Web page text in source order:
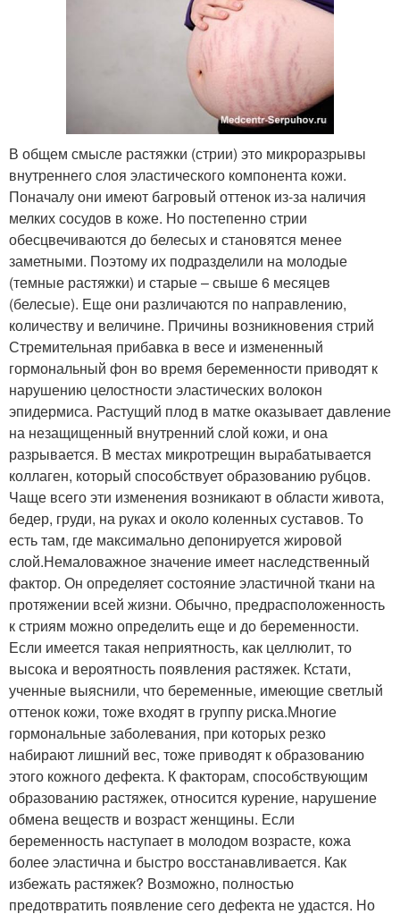
В общем смысле растяжки (стрии) это микроразрывы
внутреннего слоя эластического компонента кожи.
Поначалу они имеют багровый оттенок из-за наличия
мелких сосудов в коже. Но постепенно стрии
обесцвечиваются до белесых и становятся менее
заметными. Поэтому их подразделили на молодые
(темные растяжки) и старые – свыше 6 месяцев
(белесые). Еще они различаются по направлению,
количеству и величине. Причины возникновения стрий
Стремительная прибавка в весе и измененный
гормональный фон во время беременности приводят к
нарушению целостности эластических волокон
эпидермиса. Растущий плод в матке оказывает давление
на незащищенный внутренний слой кожи, и она
разрывается. В местах микротрещин вырабатывается
коллаген, который способствует образованию рубцов.
Чаще всего эти изменения возникают в области живота,
бедер, груди, на руках и около коленных суставов. То
есть там, где максимально депонируется жировой
слой.Немаловажное значение имеет наследственный
фактор. Он определяет состояние эластичной ткани на
протяжении всей жизни. Обычно, предрасположенность
к стриям можно определить еще и до беременности.
Если имеется такая неприятность, как целлюлит, то
высока и вероятность появления растяжек. Кстати,
ученные выяснили, что беременные, имеющие светлый
оттенок кожи, тоже входят в группу риска.Многие
гормональные заболевания, при которых резко
набирают лишний вес, тоже приводят к образованию
этого кожного дефекта. К факторам, способствующим
образованию растяжек, относится курение, нарушение
обмена веществ и возраст женщины. Если
беременность наступает в молодом возрасте, кожа
более эластична и быстро восстанавливается. Как
избежать растяжек? Возможно, полностью
предотвратить появление сего дефекта не удастся. Но